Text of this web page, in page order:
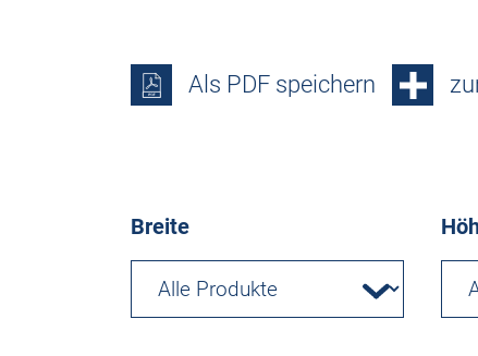
Als PDF speichern
Breite